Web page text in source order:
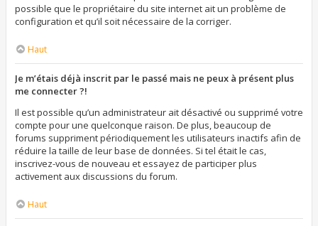
possible que le propriétaire du site internet ait un problème de
configuration et qu’il soit nécessaire de la corriger.
Haut
Je m’étais déjà inscrit par le passé mais ne peux à présent plus
me connecter ?!
Il est possible qu’un administrateur ait désactivé ou supprimé votre
compte pour une quelconque raison. De plus, beaucoup de
forums suppriment périodiquement les utilisateurs inactifs afin de
réduire la taille de leur base de données. Si tel était le cas,
inscrivez-vous de nouveau et essayez de participer plus
activement aux discussions du forum.
Haut